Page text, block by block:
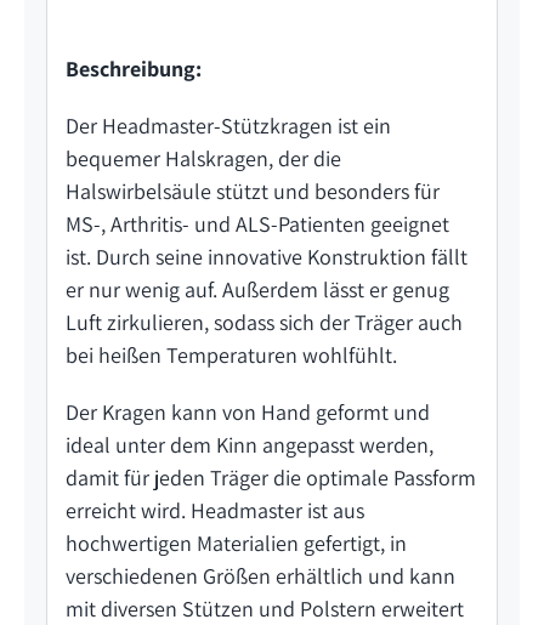
Beschreibung:
Der Headmaster-Stützkragen ist ein
bequemer Halskragen, der die
Halswirbelsäule stützt und besonders für
MS-, Arthritis- und ALS-Patienten geeignet
ist. Durch seine innovative Konstruktion fällt
er nur wenig auf. Außerdem lässt er genug
Luft zirkulieren, sodass sich der Träger auch
bei heißen Temperaturen wohlfühlt.
Der Kragen kann von Hand geformt und
ideal unter dem Kinn angepasst werden,
damit für jeden Träger die optimale Passform
erreicht wird. Headmaster ist aus
hochwertigen Materialien gefertigt, in
verschiedenen Größen erhältlich und kann
mit diversen Stützen und Polstern erweitert